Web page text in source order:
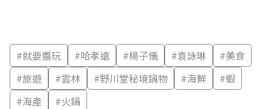
#就要醬玩 #哈孝遠 #楊子儀 #袁詠琳 #美食
#旅遊 #雲林 #野川堂秘境鍋物 #海鮮 #蝦
#海產 #火鍋